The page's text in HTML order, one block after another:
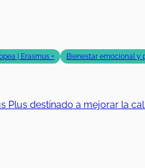
| Erasmus + Bienestar emocional y
Plus destinado a mejorar la